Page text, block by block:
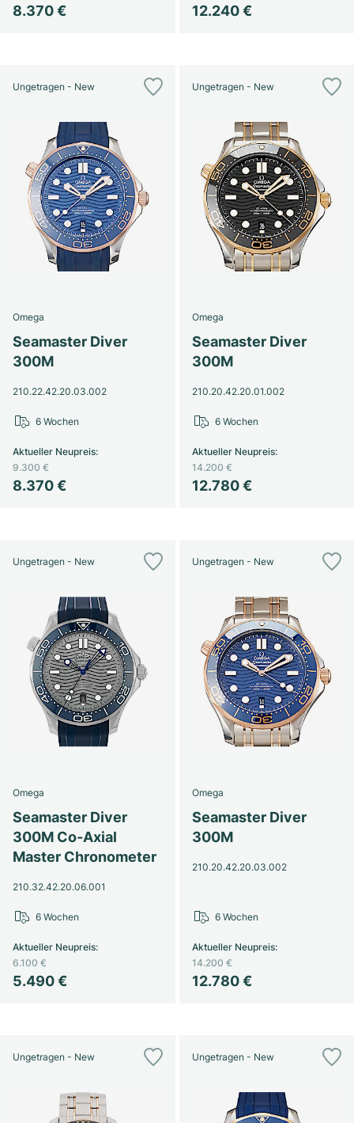
8.370 € 12.240 €
Ungetragen - New
Omega
Seamaster Diver
300M
210.22.42.20.03.002
8.370 €
Aktueller Neupreis:
9.300 €
6 Wochen
Ungetragen - New
Omega
Seamaster Diver
300M
210.20.42.20.01.002
12.780 €
Aktueller Neupreis:
14.200 €
6 Wochen
Ungetragen - New
Omega
Seamaster Diver
300M Co-Axial
Master Chronometer
210.32.42.20.06.001
5.490 €
Aktueller Neupreis:
6.100 €
6 Wochen
Ungetragen - New
Omega
Seamaster Diver
300M
210.20.42.20.03.002
12.780 €
Aktueller Neupreis:
14.200 €
6 Wochen
Ungetragen - New Ungetragen - New